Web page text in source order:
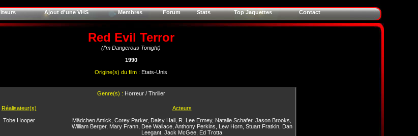
Ajout d'une VHS Membres Forum Stats Top Jaquettes Contact
Red Evil Terror
(I'm Dangerous Tonight)
1990
Origine(s) du film : Etats-Unis
Genre(s) : Horreur / Thriller
Réalisateur(s)
Tobe Hooper
Acteurs
Mädchen Amick Corey Parker, Daisy Hall R. Lee Ermey, Natalie Schafer, Jason Brooks
William Berger, Mary Frann, Dee Wallace, Anthony Perkins Lew Horn, Stuart Fratkin, Dan
Leegant Jack McGee Ed Trotta